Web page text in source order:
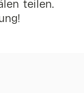
teilen.